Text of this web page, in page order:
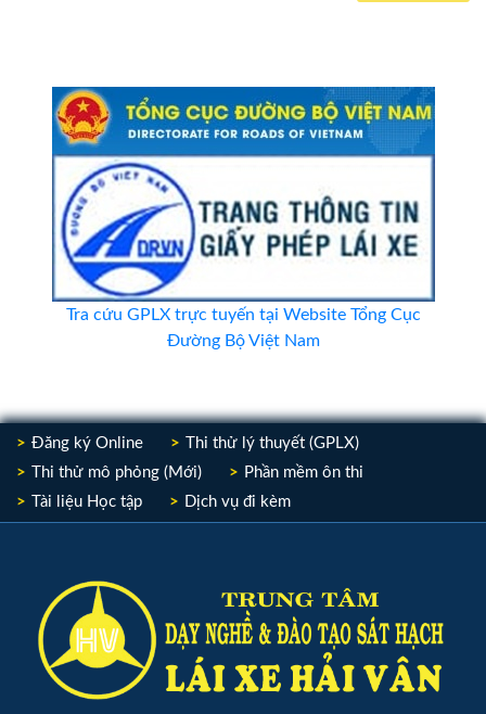
Tra cứu GPLX trực tuyến tại Website Tổng Cục
Đường Bộ Việt Nam
Đăng ký Online
Thi thử lý thuyết (GPLX)
Thi thử mô phỏng (Mới)
Phần mềm ôn thi
Tài liệu Học tập
Dịch vụ đi kèm